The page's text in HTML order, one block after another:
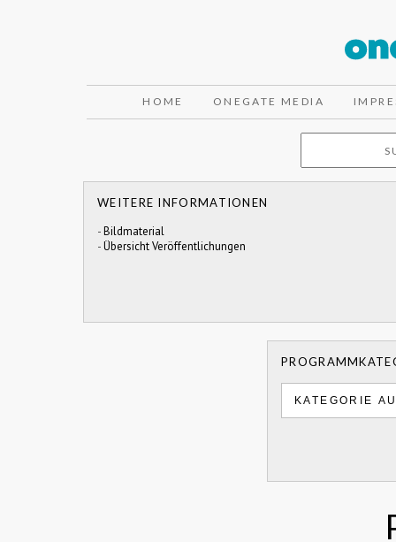
HOME ONEGATE MEDIA
WEITERE INFORMATIONEN
-Bildmaterial
-Übersicht Veröffentlichungen